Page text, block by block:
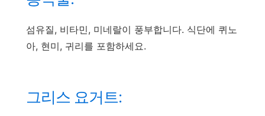
섬유질, 비타민, 미네랄이 풍부합니다. 식단에 퀴노
아, 현미, 귀리를 포함하세요.
그리스 요거트: